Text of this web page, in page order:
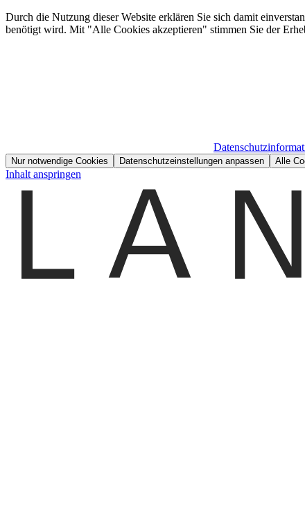
Durch die Nutzung dieser Website erklären Sie sich damit
benötigt wird. Mit "Alle Cookies akzeptieren" stimmen Sie der
Nur notwendige Cookies Datenschutzeinstellungen anpassen Alle
Inhalt anspringen